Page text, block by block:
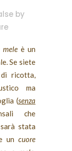
by
è un
Se siete
ricotta,
ma
(senza
che
stata
un cuore